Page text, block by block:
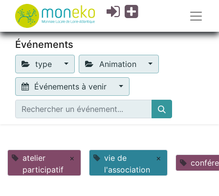
Événements
type Animation
Événements à venir
atelier
participatif
×
vie de
l'association
×